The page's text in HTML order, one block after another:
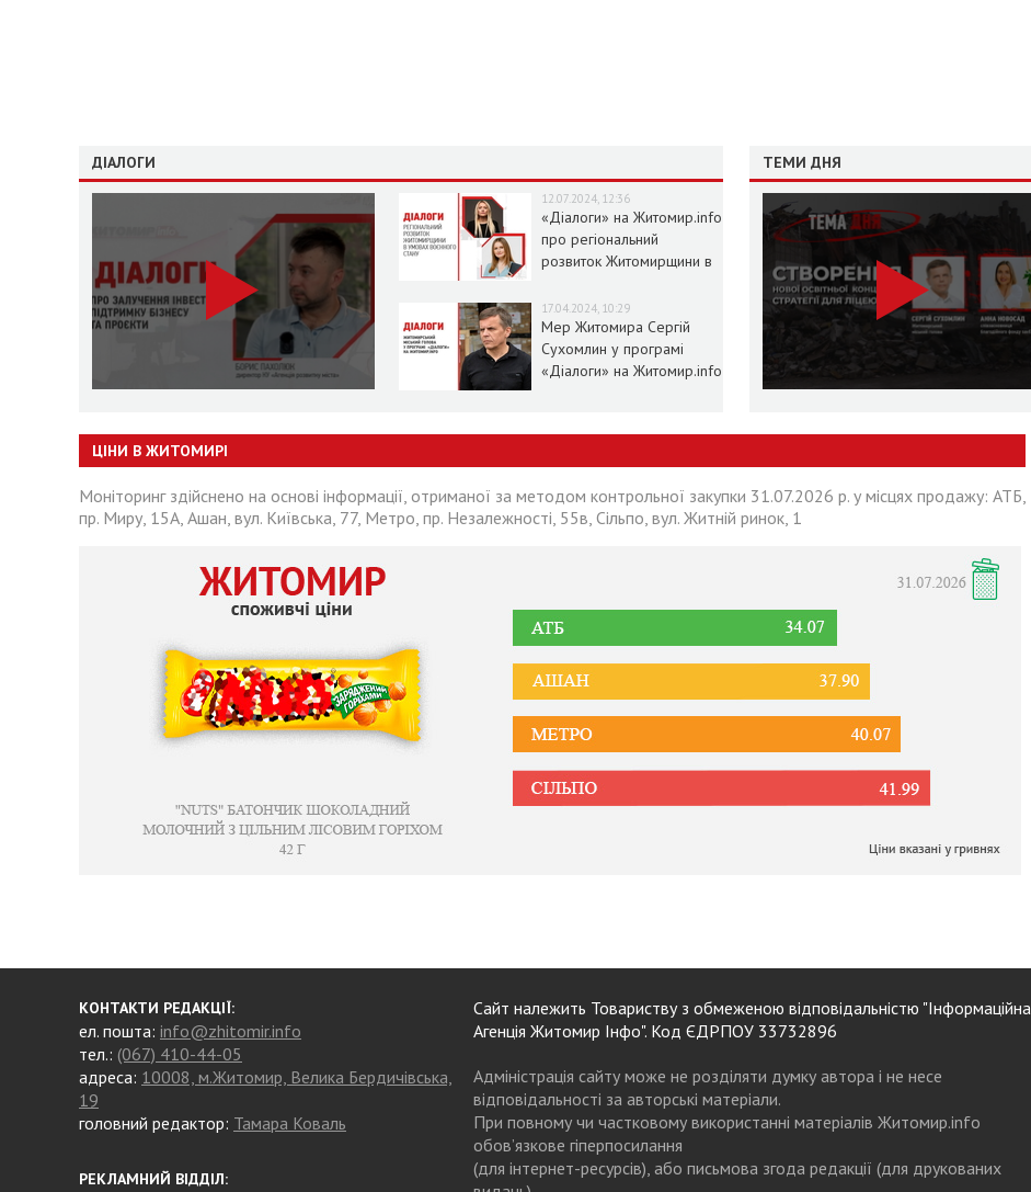
ДІАЛОГИ
12.07.2024, 12:36
«Діалоги» на Житомир.info
про регіональний
розвиток Житомирщини в
17.04.2024, 10:29
Мер Житомира Сергій
Сухомлин у програмі
«Діалоги» на Житомир.info
ТЕМИ ДНЯ
ЦІНИ В ЖИТОМИРІ
Моніторинг здійснено на основі інформації, отриманої за методом контрольної закупки 31.07.2026 р. у місцях продажу: АТБ,
пр. Миру, 15А, Ашан, вул. Київська, 77, Метро, пр. Незалежності, 55в, Сільпо, вул. Житній ринок, 1
КОНТАКТИ РЕДАКЦІЇ:
ел. пошта: info@zhitomir.info
тел.: (067) 410-44-05
адреса: 10008, м.Житомир, Велика Бердичівська,
19
головний редактор: Тамара Коваль
РЕКЛАМНИЙ ВІДДІЛ:
Сайт належить Товариству з обмеженою відповідальністю "Інформаційна
Агенція Житомир Інфо". Код ЄДРПОУ 33732896
Адміністрація сайту може не розділяти думку автора і не несе
відповідальності за авторські матеріали.
При повному чи частковому використанні матеріалів Житомир.info
обов’язкове гіперпосилання
(для інтернет-ресурсів), або письмова згода редакції (для друкованих